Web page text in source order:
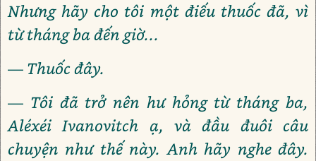
Nhưng hãy cho tôi một điếu thuốc đã, vì
từ tháng ba đến giờ...
— Thuốc đây.
— Tôi đã trở nên hư hỏng từ tháng ba,
Aléxéi Ivanovitch ạ, và đầu đuôi câu
chuyện như thế này. Anh hãy nghe đây.